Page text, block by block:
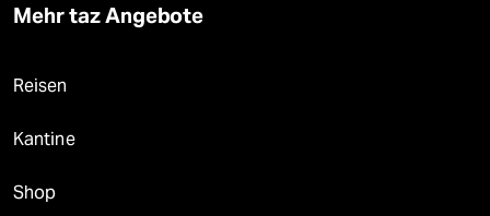
Mehr taz Angebote
Reisen
Kantine
Shop